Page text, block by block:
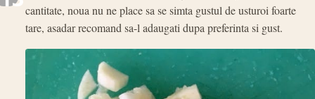
cantitate, noua nu ne place sa se simta gustul de usturoi foarte
tare, asadar recomand sa-l adaugati dupa preferinta si gust.